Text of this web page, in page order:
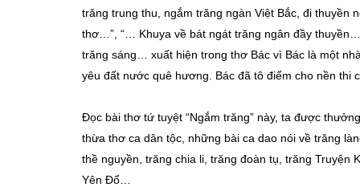
trăng trung thu, ngắm trăng ngàn Việt Bắc, đi thuyền
thơ…”, “… Khuya về bát ngát trăng ngân đầy
trăng sáng… xuất hiện trong thơ Bác vì Bác là một
yêu đất nước quê hương. Bác đã tô điểm cho nền thi
Đọc bài thơ tứ tuyệt “Ngắm trăng” này, ta được
thừa thơ ca dân tộc, những bài ca dao nói về trăng
thề nguyền, trăng chia li, trăng đoàn tụ, trăng Truyện
Yên Đổ…